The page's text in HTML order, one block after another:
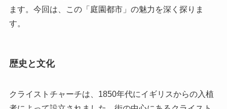
ます。今回は、この「庭園都市」の魅力を深く探りま
す。
歴史と文化
クライストチャーチは、1850年代にイギリスからの入植